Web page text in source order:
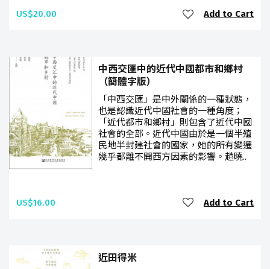
US$20.00 Add to Cart
中西交匯中的近代中國都市和鄉村
（簡體字版）
「中西交匯」是中外關係的一種狀態，
也是認識近代中國社會的一種角度；
「近代都市和鄉村」則包含了近代中國
社會的全部。近代中國由於是一個半殖
民地半封建社會的國家，她的所有變遷
幾乎都離不開西方因素的影響。趙曉..
US$16.00 Add to Cart
近田得米